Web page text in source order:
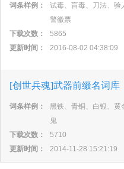
词条样例：
试毒、盲毒、刀法、验
警徽票
下载次数：
5865
更新时间：
2016-08-02 04:38:09
[创世兵魂]武器前缀名词库
词条样例：
黑铁、青铜、白银、黄
鬼
下载次数：
5710
更新时间：
2014-11-28 15:21:19